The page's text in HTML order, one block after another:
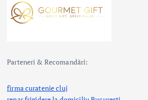
Parteneri & Recomandări:
firma curatenie cluj